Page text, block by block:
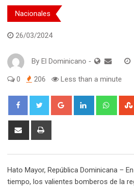
Nacionales
26/03/2024
By El Dominicano -
0 206 Less than a minute
Google+ LinkedIn
Share
Hato Mayor, República Dominicana –
tiempo, los valientes bomberos de la